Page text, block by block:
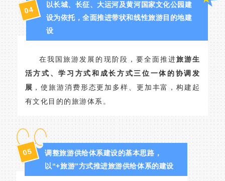
04
以长城、长征、大运河及黄河国家文化公园建
设为依托，全面推进带状和线性旅游目的地建
设
在我国旅游发展的现阶段，要全面推进旅游生
活方式、学习方式和成长方式三位一体的协调发
展 ，使旅游消费形态更加多样、更加丰富，构建起
有文化目的的旅游体系。
05
调整旅游供给体系建设的基本思路，
以“+旅游”方式推进旅游供给体系的建设